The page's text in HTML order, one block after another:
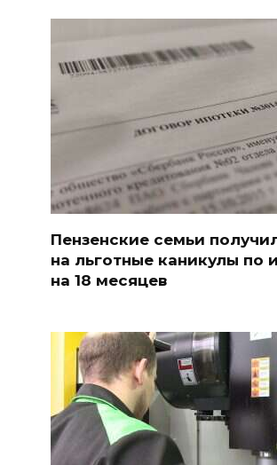
Пензенские семьи
на льготные каникулы по
на 18 месяцев